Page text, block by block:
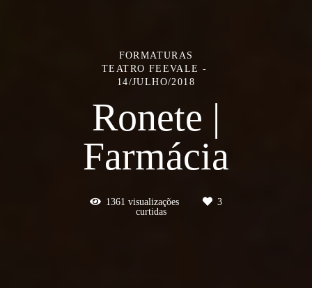
FORMATURAS
TEATRO FEEVALE
14/JULHO/2018
Ronete |
Farmácia
1361 visualizações
3
curtidas